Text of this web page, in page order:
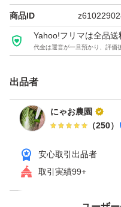
商品ID
Yahoo!フリマは全品
代金は運営が一旦預かり、評価
出品者
にゃお農園
（250）
安心取引出品者
取引実績99+